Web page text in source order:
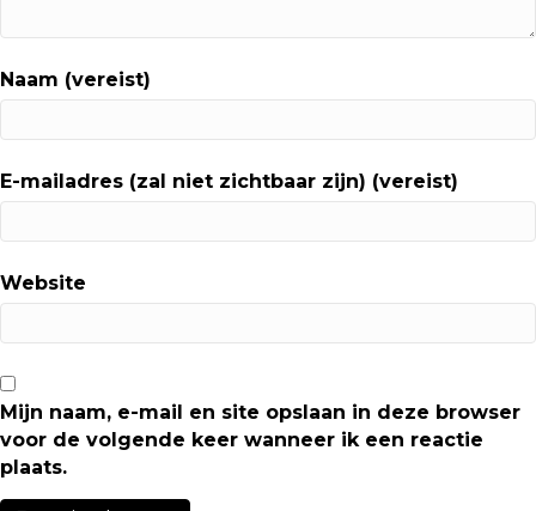
Naam (vereist)
E-mailadres (zal niet zichtbaar zijn) (vereist)
Website
Mijn naam, e-mail en site opslaan in deze browser
voor de volgende keer wanneer ik een reactie
plaats.